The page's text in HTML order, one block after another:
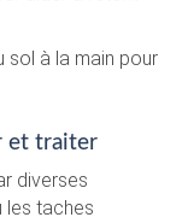
sol à la main pour
et traiter
diverses
les taches